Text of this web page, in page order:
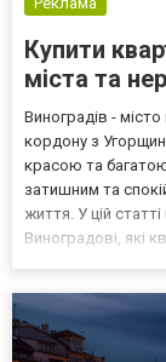
Купити
міста та
Виноградів -
кордону з
красою та
затишним та
життя. У цій
Виноградові, які